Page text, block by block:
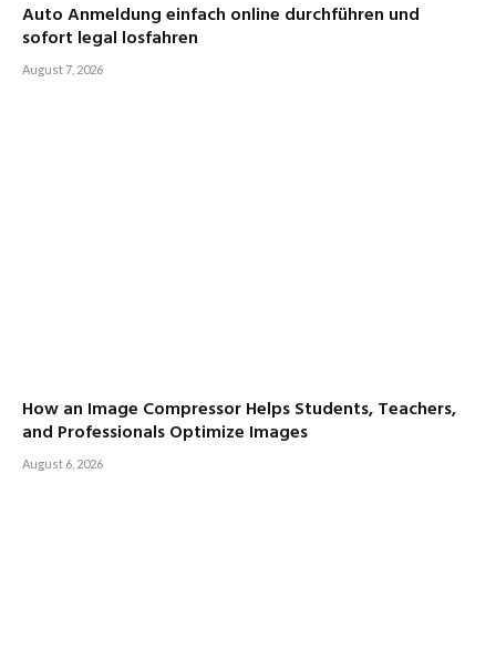
Auto Anmeldung einfach online durchführen und
sofort legal losfahren
August 7, 2026
How an Image Compressor Helps Students, Teachers,
and Professionals Optimize Images
August 6, 2026